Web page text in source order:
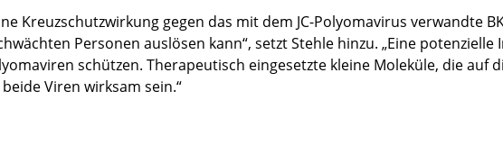
Kreuzschutzwirkung gegen das mit dem JC-Polyomavirus verwandte
Personen auslösen kann“, setzt Stehle hinzu. „Eine
schützen. Therapeutisch eingesetzte kleine Moleküle, die auf
Viren wirksam sein.“